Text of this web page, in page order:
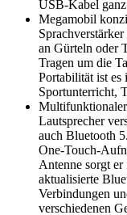
USB-Kabel
Megamobil
an Gürteln oder
Tragen um die
Portabilität ist es
Sportunterricht,
Lautsprecher
auch Bluetooth
One-Touch-
Antenne sorgt
aktualisierte
Verbindungen
verschiedenen